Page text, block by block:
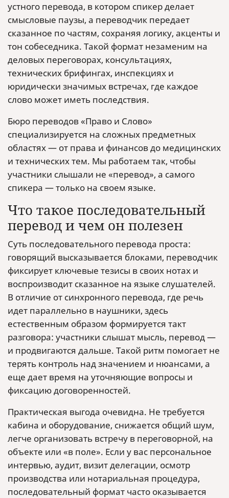
устного перевода, в котором спикер делает
смысловые паузы, а переводчик передает
сказанное по частям, сохраняя логику, акценты и
тон собеседника. Такой формат незаменим на
деловых переговорах, консультациях,
технических брифингах, инспекциях и
юридически значимых встречах, где каждое
слово может иметь последствия.
Бюро переводов «Право и Слово»
специализируется на сложных предметных
областях — от права и финансов до медицинских
и технических тем. Мы работаем так, чтобы
участники слышали не «перевод», а самого
спикера — только на своем языке.
Что такое последовательный
перевод и чем он полезен
Суть последовательного перевода проста:
говорящий высказывается блоками, переводчик
фиксирует ключевые тезисы в своих нотах и
воспроизводит сказанное на языке слушателей.
В отличие от синхронного перевода, где речь
идет параллельно в наушники, здесь
естественным образом формируется такт
разговора: участники слышат мысль, перевод —
и продвигаются дальше. Такой ритм помогает не
терять контроль над значением и нюансами, а
еще дает время на уточняющие вопросы и
фиксацию договоренностей.
Практическая выгода очевидна. Не требуется
кабина и оборудование, снижается общий шум,
легче организовать встречу в переговорной, на
объекте или «в поле». Если у вас персональное
интервью, аудит, визит делегации, осмотр
производства или нотариальная процедура,
последовательный формат часто оказывается